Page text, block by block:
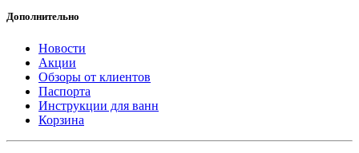
Дополнительно
Новости
Акции
Обзоры от клиентов
Паспорта
Инструкции для ванн
Корзина